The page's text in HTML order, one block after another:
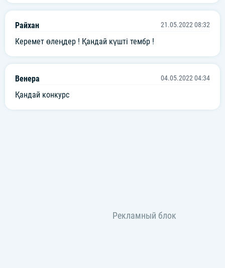
Райхан 21.05.2022 08:32
Керемет өлеңдер ! Қандай күшті тембр !
Венера 04.05.2022 04:34
Қандай конкурс